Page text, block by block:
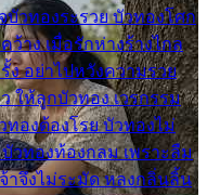
วทองระรวย บัวทองโศก
ว้าง เมื่อรักห่างร้างไกล
อย่าไปหวังความรวย
ให้ลูกบัวทอง เวรกรรม
ทองต้องโรย บัวทองไม่
วทองท้องกลม เพราะลืม
าจึงไม่ระมัด หลงกลิ่นลิ้น